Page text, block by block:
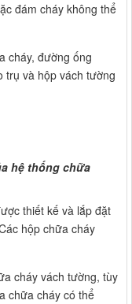
đám cháy không thể
cháy, đường ống
trụ và hộp vách tường
hệ thống chữa
thiết kế và lắp đặt
hộp chữa cháy
vách tường, tùy
chữa cháy có thể